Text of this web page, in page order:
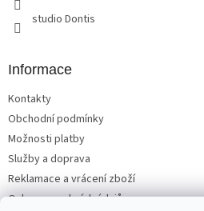
studio Dontis
Informace
Kontakty
Obchodní podmínky
Možnosti platby
Služby a doprava
Reklamace a vrácení zboží
Ochrana osobních údajů